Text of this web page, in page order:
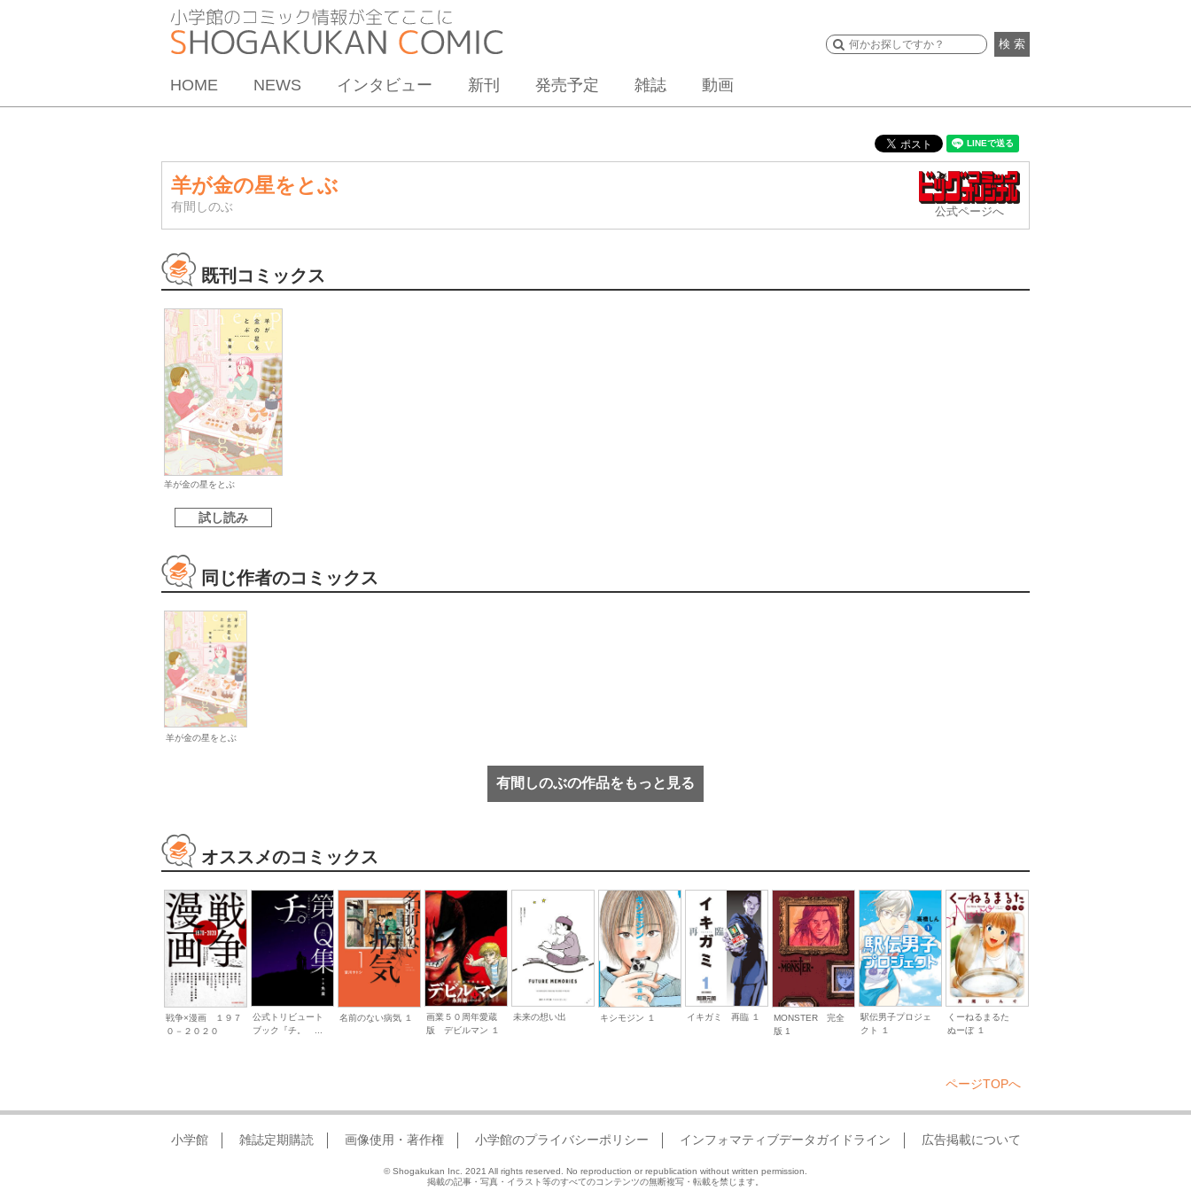
検 索
HOME NEWS インタビュー 新刊 発売予定 雑誌 動画
羊が金の星をとぶ
有間しのぶ 公式ページへ
既刊コミックス
羊が金の星をとぶ
試し読み
同じ作者のコミックス
羊が金の星をとぶ
有間しのぶの作品をもっと見る
オススメのコミックス
戦争×漫画 １９７
０－２０２０
公式トリビュート
ブック『チ。 ...
名前のない病気 １
画業５０周年愛蔵
版 デビルマン １
未来の想い出 キシモジン １ イキガミ 再臨 １
MONSTER 完全
版 1
駅伝男子プロジェ
クト １
くーねるまるた
ぬーぼ １
ページTOPへ
小学館 雑誌定期購読 画像使用・著作権 小学館のプライバシーポリシー インフォマティブデータガイドライン 広告掲載について
© Shogakukan Inc. 2021 All rights reserved. No reproduction or republication without written permission.
掲載の記事・写真・イラスト等のすべてのコンテンツの無断複写・転載を禁じます。